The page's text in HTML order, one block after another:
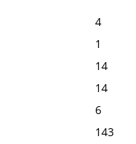
4
1
14
14
6
143